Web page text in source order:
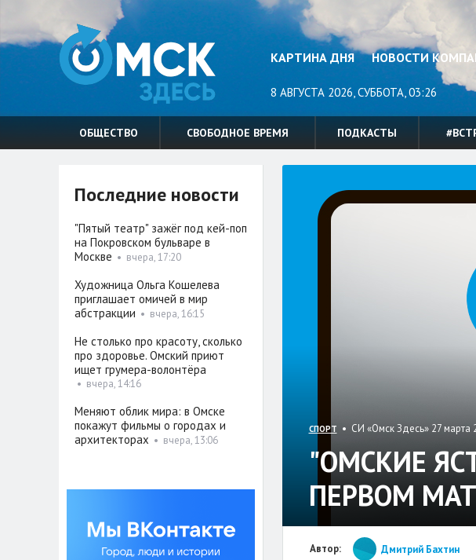
КАРТИНА ДНЯ НОВОСТИ
8 АВГУСТА 2026, СУББОТА, 03:26
ОБЩЕСТВО СВОБОДНОЕ ВРЕМЯ ПОДКАСТЫ
СПОРТ • СИ «Омск Здесь» 27 марта
"ОМСКИЕ
ПЕРВОМ
Автор: Дмитрий Бахтин
Последние новости
"Пятый театр" зажёг под кей-поп
на Покровском бульваре в
Москве • вчера, 17:20
Художница Ольга Кошелева
приглашает омичей в мир
абстракции • вчера, 16:15
Не столько про красоту, сколько
про здоровье. Омский приют
ищет грумера-волонтёра
• вчера, 14:16
Меняют облик мира: в Омске
покажут фильмы о городах и
архитекторах • вчера, 13:06